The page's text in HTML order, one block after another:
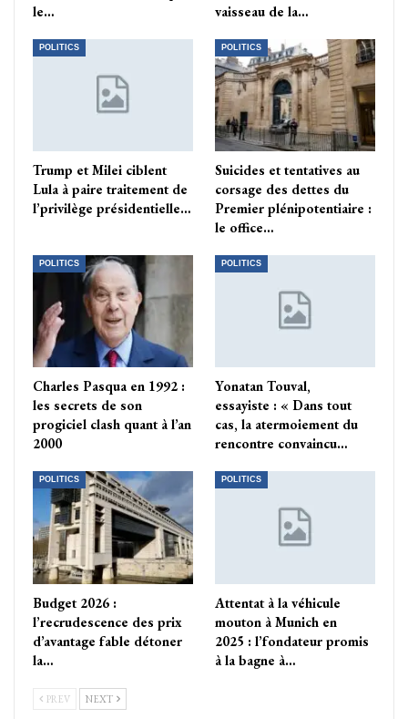
le…
vaisseau de la…
POLITICS
Trump et Milei ciblent
Lula à paire traitement de
l’privilège présidentielle…
POLITICS
Suicides et tentatives au
corsage des dettes du
Premier plénipotentiaire :
le office…
POLITICS
Charles Pasqua en 1992 :
les secrets de son
progiciel clash quant à l’an
2000
POLITICS
Yonatan Touval,
essayiste : « Dans tout
cas, la atermoiement du
rencontre convaincu…
POLITICS
Budget 2026 :
l’recrudescence des prix
d’avantage fable détoner
la…
POLITICS
Attentat à la véhicule
mouton à Munich en
2025 : l’fondateur promis
à la bagne à…
PREV NEXT